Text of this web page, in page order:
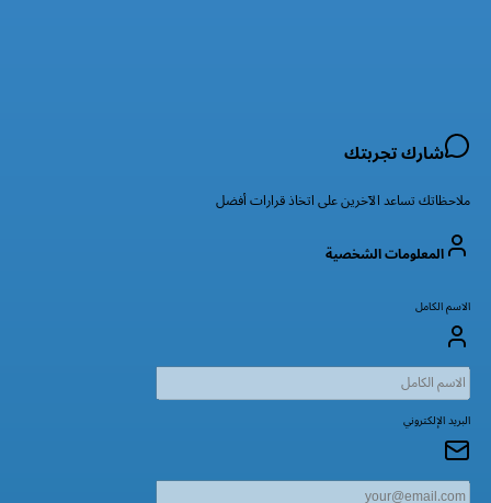
شارك تجربتك
ملاحظاتك تساعد الآخرين على اتخاذ قرارات أفضل
المعلومات الشخصية
الاسم الكامل
البريد الإلكتروني